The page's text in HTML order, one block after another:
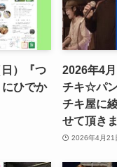
）『つ
ひでか
2026年4
チキ☆パ
チキ屋に
せて頂き
2026年4月21